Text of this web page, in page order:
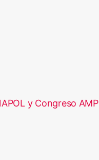
y Congreso AMP